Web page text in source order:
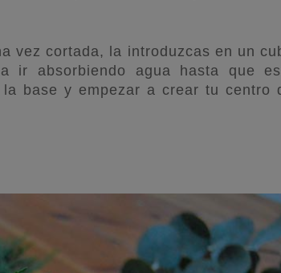
vez cortada, la introduzcas en un
ir absorbiendo agua hasta que
base y empezar a crear tu centro